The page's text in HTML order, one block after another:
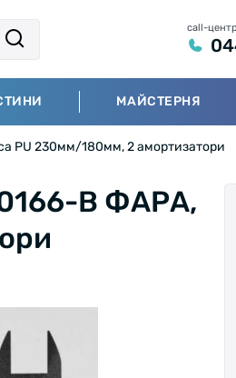
call-
МАЙСТЕРНЯ
PU 230мм/180мм, 2 амортизатори
B ФАРА,